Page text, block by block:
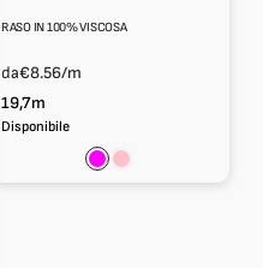
RASO IN 100% VISCOSA
da€8.56/m
19,7m
Disponibile
FucsiaRosa